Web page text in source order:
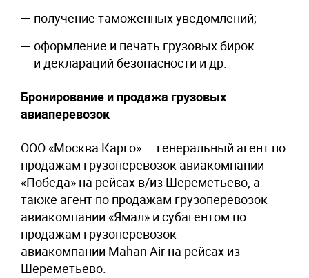
получение таможенных уведомлений;
оформление и печать грузовых бирок
и деклараций безопасности и др.
Бронирование и продажа грузовых
авиаперевозок
ООО «Москва Карго» — генеральный агент по
продажам грузоперевозок авиакомпании
«Победа» на рейсах в/из Шереметьево, а
также агент по продажам грузоперевозок
авиакомпании «Ямал» и субагентом по
продажам грузоперевозок
авиакомпании Mahan Air на рейсах из
Шереметьево.